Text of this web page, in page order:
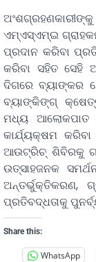
ଏମ୍ଏସ୍ଏମ୍ଇ
ପ୍ରଦାନ କରିବା
କରିବା ସହିତ ସେହି
ଦିଗରେ ବ୍ୟାଙ୍କର
ବ୍ୟାଙ୍କିଙ୍ଗ୍
ମଧ୍ୟ ଆଲୋକପାତ
କାର୍ଯ୍ୟକ୍ଷମ
ଆଉଟ୍ରିଚ୍ ଶିବିରକୁ
ଉତ୍ସାହଜନକ
ଅନ୍ତର୍ଭୁକ୍ତିକରଣ,
ପ୍ରତିବଦ୍ଧତାକୁ
Share this:
WhatsApp